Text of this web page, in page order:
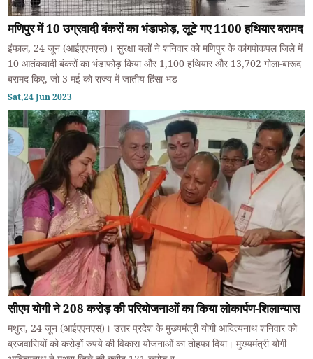
मणिपुर में 10 उग्रवादी बंकरों का भंडाफोड़, लूटे गए 1100 हथियार बरामद
इंफाल, 24 जून (आईएएनएस)। सुरक्षा बलों ने शनिवार को मणिपुर के कांगपोकपल जिले में
10 आतंकवादी बंकरों का भंडाफोड़ किया और 1,100 हथियार और 13,702 गोला-बारूद
बरामद किए, जो 3 मई को राज्य में जातीय हिंसा भड
Sat,24 Jun 2023
सीएम योगी ने 208 करोड़ की परियोजनाओं का किया लोकार्पण-शिलान्यास
मथुरा, 24 जून (आईएएनएस)। उत्तर प्रदेश के मुख्यमंत्री योगी आदित्यनाथ शनिवार को
ब्रजवासियों को करोड़ों रुपये की विकास योजनाओं का तोहफा दिया। मुख्यमंत्री योगी